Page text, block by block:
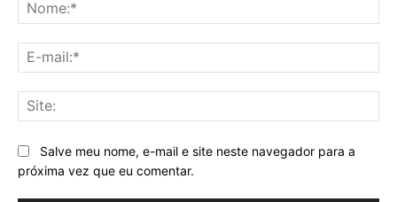
Salve meu nome, e-mail e site neste navegador para a
próxima vez que eu comentar.